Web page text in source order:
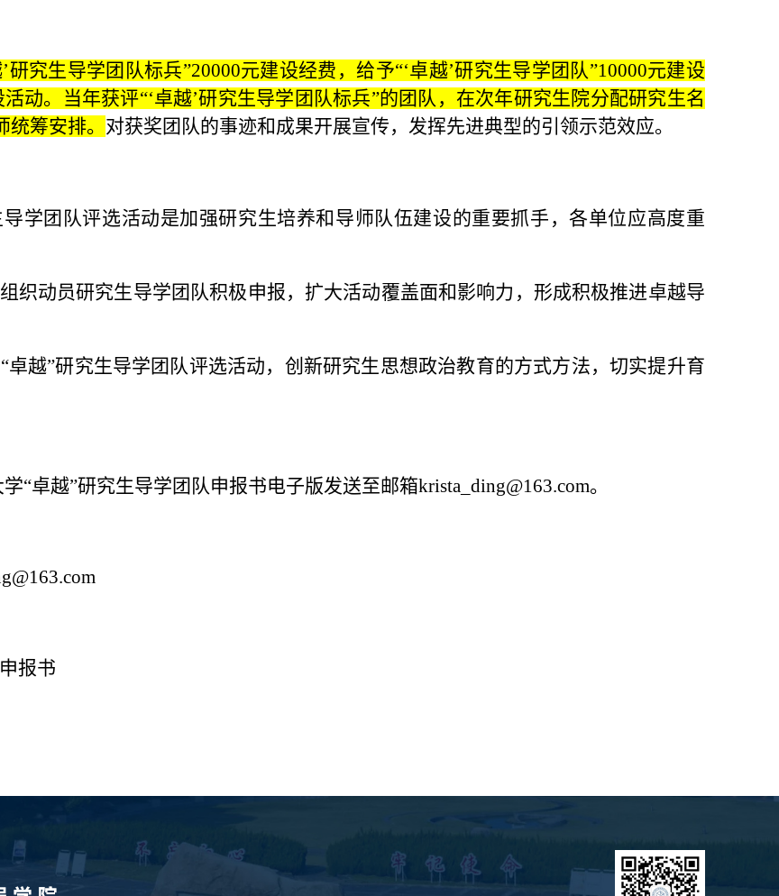
研究生导学团队标兵”20000元建设经费，给予“‘卓越’研究生导学团队”10000元建设
动。当年获评“‘卓越’研究生导学团队标兵”的团队，在次年研究生院分配研究生名
筹安排。 对获奖团队的事迹和成果开展宣传，发挥先进典型的引领示范效应。
学团队评选活动是加强研究生培养和导师队伍建设的重要抓手，各单位应高度重
织动员研究生导学团队积极申报，扩大活动覆盖面和影响力，形成积极推进卓越导
越”研究生导学团队评选活动，创新研究生思想政治教育的方式方法，切实提升育
学“卓越”研究生导学团队申报书电子版发送至邮箱krista_ding@163.com。
报书